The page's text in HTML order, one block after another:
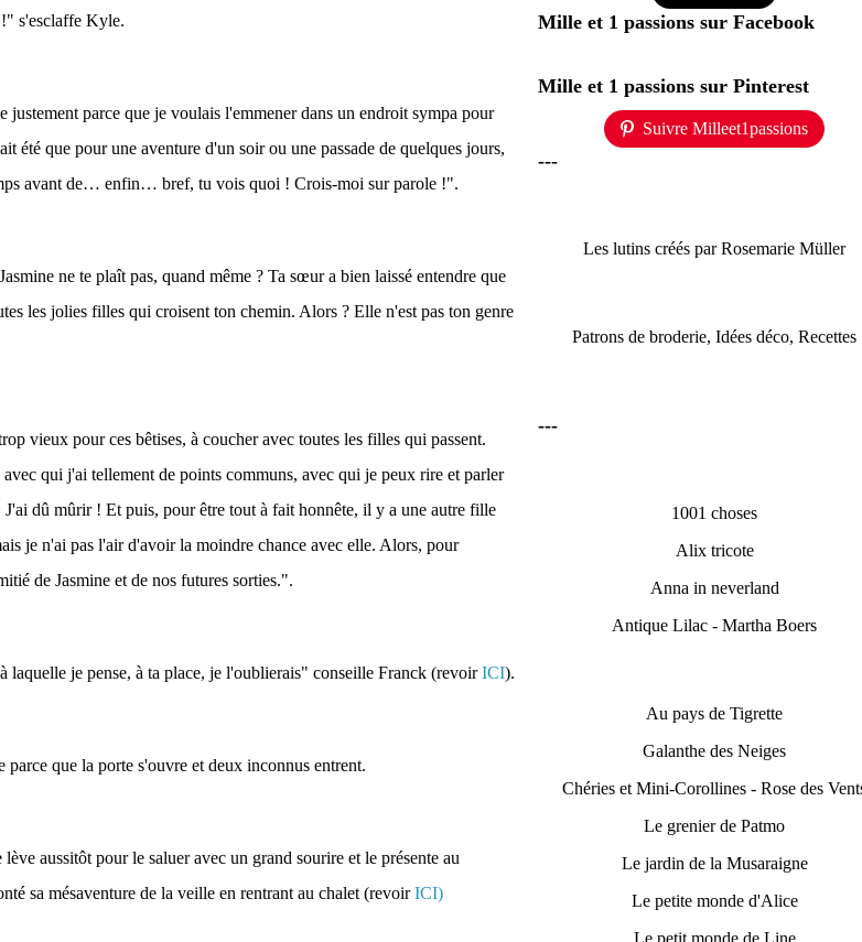
s'esclaffe Kyle.
justement parce que je voulais l'emmener dans un endroit sympa pour
été que pour une aventure d'un soir ou une passade de quelques jours,
avant de… enfin… bref, tu vois quoi ! Crois-moi sur parole !".
ne te plaît pas, quand même ? Ta sœur a bien laissé entendre que
les jolies filles qui croisent ton chemin. Alors ? Elle n'est pas ton genre
vieux pour ces bêtises, à coucher avec toutes les filles qui passent.
qui j'ai tellement de points communs, avec qui je peux rire et parler
J'ai dû mûrir ! Et puis, pour être tout à fait honnête, il y a une autre fille
je n'ai pas l'air d'avoir la moindre chance avec elle. Alors, pour
de Jasmine et de nos futures sorties.".
laquelle je pense, à ta place, je l'oublierais" conseille Franck (revoirICI).
parce que la porte s'ouvre et deux inconnus entrent.
aussitôt pour le saluer avec un grand sourire et le présente au
sa mésaventure de la veille en rentrant au chalet (revoirICI)
Mille et 1 passions sur Facebook
Mille et 1 passions sur Pinterest
Suivre Milleet1passions
---
Les lutins créés par Rosemarie Müller
Patrons de broderie, Idées déco, Recettes
---
1001 choses
Alix tricote
Anna in neverland
Antique Lilac - Martha Boers
Au pays de Tigrette
Galanthe des Neiges
Chéries et Mini-Corollines - Rose des
Le grenier de Patmo
Le jardin de la Musaraigne
Le petite monde d'Alice
Le petit monde de Line